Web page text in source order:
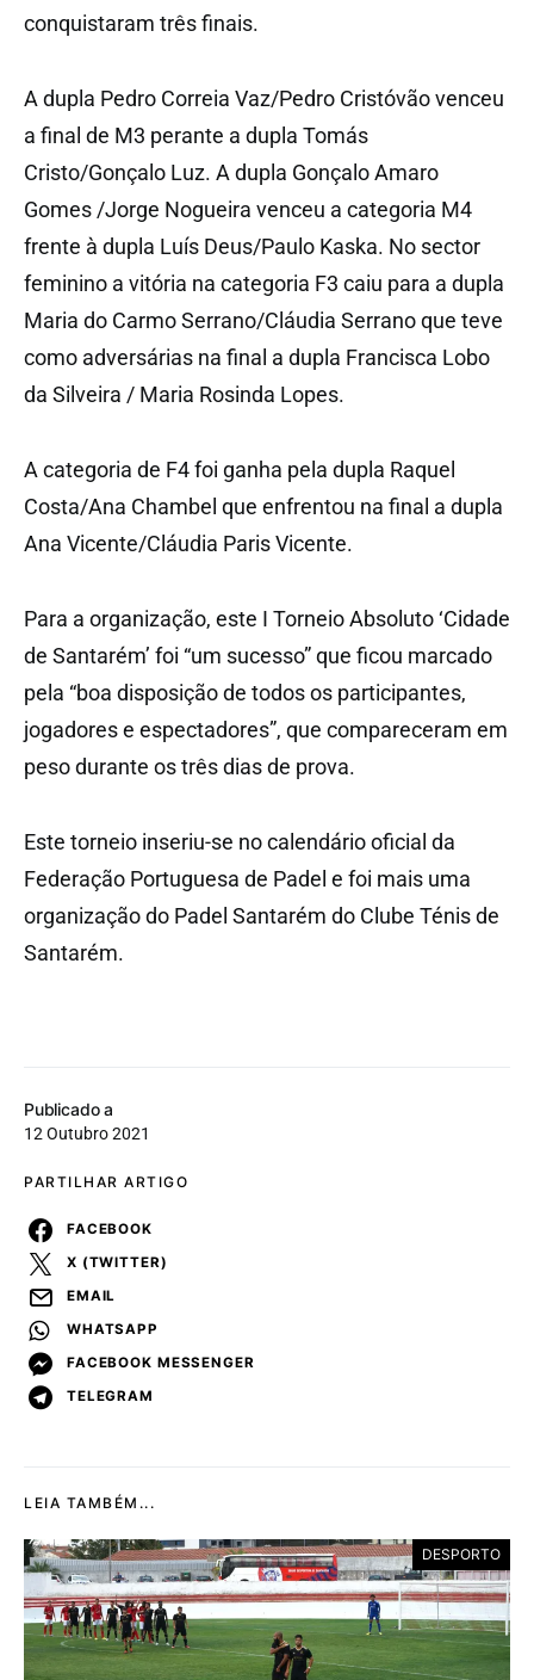
Publicado a
12 Outubro 2021
PARTILHAR ARTIGO
FACEBOOK
X (TWITTER)
EMAIL
WHATSAPP
FACEBOOK MESSENGER
TELEGRAM
conquistaram três finais.
A dupla Pedro Correia Vaz/Pedro Cristóvão venceu
a final de M3 perante a dupla Tomás
Cristo/Gonçalo Luz. A dupla Gonçalo Amaro
Gomes /Jorge Nogueira venceu a categoria M4
frente à dupla Luís Deus/Paulo Kaska. No sector
feminino a vitória na categoria F3 caiu para a dupla
Maria do Carmo Serrano/Cláudia Serrano que teve
como adversárias na final a dupla Francisca Lobo
da Silveira / Maria Rosinda Lopes.
A categoria de F4 foi ganha pela dupla Raquel
Costa/Ana Chambel que enfrentou na final a dupla
Ana Vicente/Cláudia Paris Vicente.
Para a organização, este I Torneio Absoluto ‘Cidade
de Santarém’ foi “um sucesso” que ficou marcado
pela “boa disposição de todos os participantes,
jogadores e espectadores”, que compareceram em
peso durante os três dias de prova.
Este torneio inseriu-se no calendário oficial da
Federação Portuguesa de Padel e foi mais uma
organização do Padel Santarém do Clube Ténis de
Santarém.
LEIA TAMBÉM...
DESPORTO